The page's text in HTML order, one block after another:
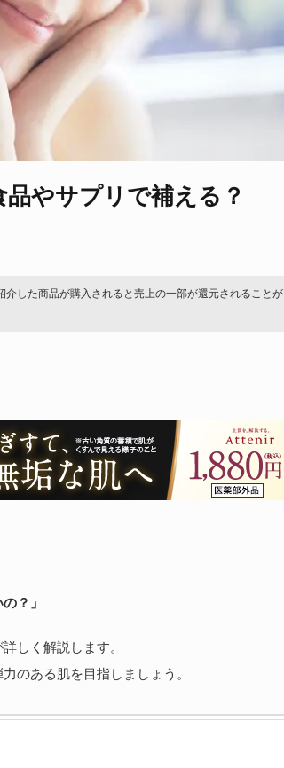
品やサプリで補える？
した商品が購入されると売上の一部が還元されることが
？」
しく解説します。
のある肌を目指しましょう。